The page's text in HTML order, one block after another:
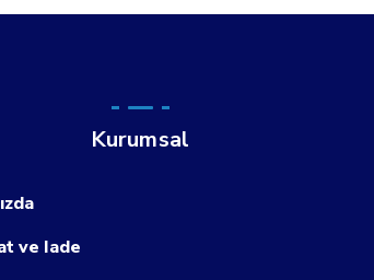
Kurumsal
ve Iade